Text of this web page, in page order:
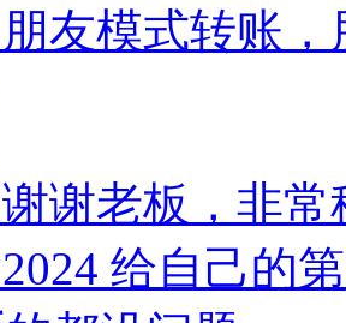
友模式转账
谢老板，非常
给自己的